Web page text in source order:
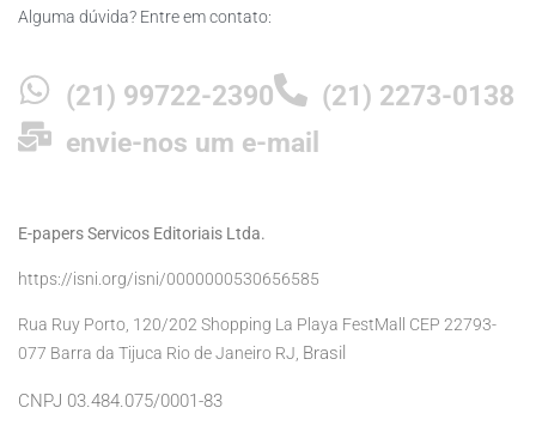
Alguma dúvida? Entre em contato:
(21) 99722-2390
(21) 2273-0138
envie-nos um e-mail
E-papers Servicos Editoriais Ltda.
https://isni.org/isni/0000000530656585
Rua Ruy Porto, 120/202 Shopping La Playa FestMall CEP 22793-
077 Barra da Tijuca Rio de Janeiro RJ, Brasil
CNPJ 03.484.075/0001-83